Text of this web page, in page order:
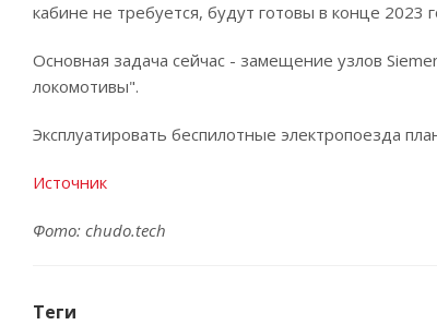
кабине не требуется, будут готовы в конце 2023
Основная задача сейчас - замещение узлов
локомотивы".
Эксплуатировать беспилотные электропоезда
Источник
Фото: chudo.tech
Теги